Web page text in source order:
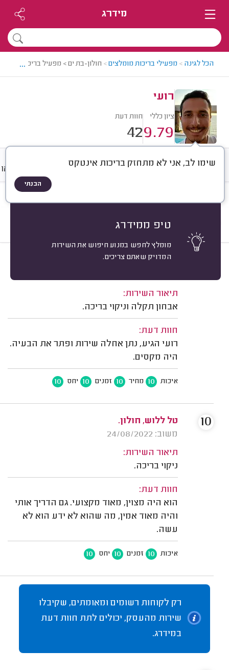
מידרג
הכל לגינה > מפעילי בריכות מומלצים> חולון-בת ים > מפעיל בריכות מומלץ
...
רועי
ציון כללי
9.79
חוות דעת
42
שימו לב, אני לא מתחזק בריכות אינטקס
הבנתי
טיפ ממידרג
מומלץ לחפש במנוע חיפוש את השירות
המדויק שאתם צריכים.
חוות דעת ממוצע
תחזוקת בריכה
שי פאר, חולון.
תיאור השירות:
אבחון תקלה וניקוי בריכה.
חוות דעת:
רועי הגיע, נתן אחלה שירות ופתר את הבעיה.
היה מקסים.
איכות 10 מחיר 10 זמנים 10 יחס 10
טל ללוש, חולון.
משוב: 24/08/2022
תיאור השירות:
ניקוי בריכה.
חוות דעת:
הוא היה מצוין, מאוד מקצועי. גם הדריך אותי
והיה מאוד אמין, מה שהוא לא ידע הוא לא
עשה.
איכות 10 זמנים 10 יחס 10
10
רק לקוחות רשומים ומאומתים, שקיבלו
שירות מהעסק, יכולים לתת חוות דעת
במידרג.